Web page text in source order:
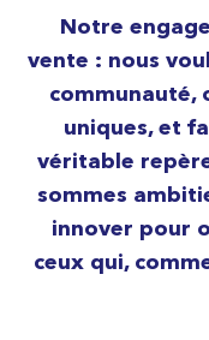
Notre
vente : nous
communauté,
uniques, et
véritable
sommes
innover pour
ceux qui,